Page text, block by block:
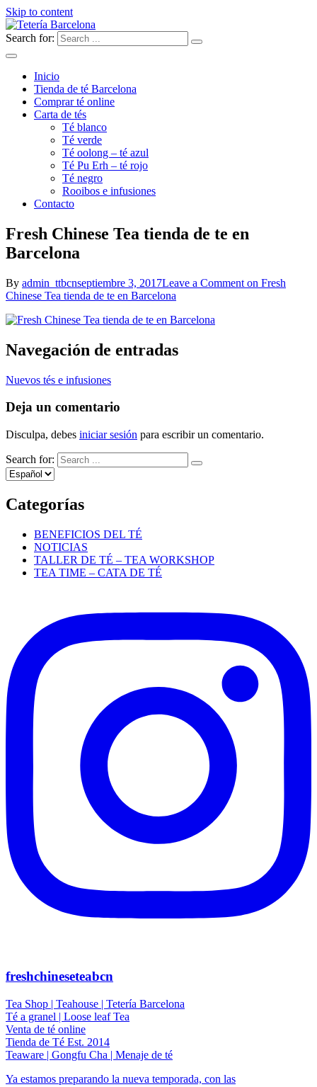
Skip to content
Tetería Barcelona | Tienda de Te
Online
Tienda de té Tetería en Barcelona: té rojo, té verde, té blanco, té
Oolong, Rooibos, accesorios de té y más | Botiga de te a Barcelona:
te vermell, te verd, te blanc, te Oolong, Rooibos, accessoris de te i
més | Tea Shop in Barcelona: red tea, green tea, white tea, Oolong
tea, Rooibos, tea accessories and more
Search for:
Inicio
Tienda de té Barcelona
Comprar té online
Carta de tés
Té blanco
Té verde
Té oolong – té azul
Té Pu Erh – té rojo
Té negro
Rooibos e infusiones
Contacto
Fresh Chinese Tea tienda de te en
Barcelona
By admin_ttbcnseptiembre 3, 2017Leave a Comment on Fresh
Chinese Tea tienda de te en Barcelona
Navegación de entradas
Nuevos tés e infusiones
Deja un comentario
Disculpa, debes iniciar sesión para escribir un comentario.
Search for:
Categorías
BENEFICIOS DEL TÉ
NOTICIAS
TALLER DE TÉ – TEA WORKSHOP
TEA TIME – CATA DE TÉ
freshchineseteabcn
Tea Shop | Teahouse | Tetería Barcelona
Té a granel | Loose leaf Tea
Venta de té online
Tienda de Té Est. 2014
Teaware | Gongfu Cha | Menaje de té
Ya estamos preparando la nueva temporada, con las